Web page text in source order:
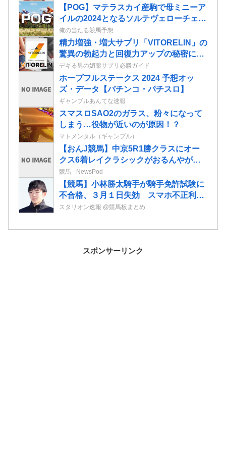
引退にて
【POG】マテラスカイ産駒で母ミニーア
イルの2024となるソルテヴェローチェの
2歳情報
俺の当たる競馬予想
精力増強・増大サプリ「VITORELIN」の
驚異の勃起力と回復力アップの秘密に迫
る！
デキる男の媚薬サプリ必勝ガイド
ホープフルステークス 2024 予想オッ
ズ・データ【パチンコ・パチスロ】
ギャンブルあんてな速報
スマスロSAO2のガラス、粉々になって
しまう…役物が近いのが原因！？
マトメンタル（ギャンブル）
【おんJ競馬】中京5R1勝クラスにオー
クス6着レイクラシックがおるんやが信
じてええんか？
競馬 - NewsPod
【競馬】小林勝太騎手が騎手免許試験に
不合格、３月１日失効 スマホ不正利用
で１年間の騎乗停止処分中
スタリオン速報 @競馬板まとめ
スポンサーリンク